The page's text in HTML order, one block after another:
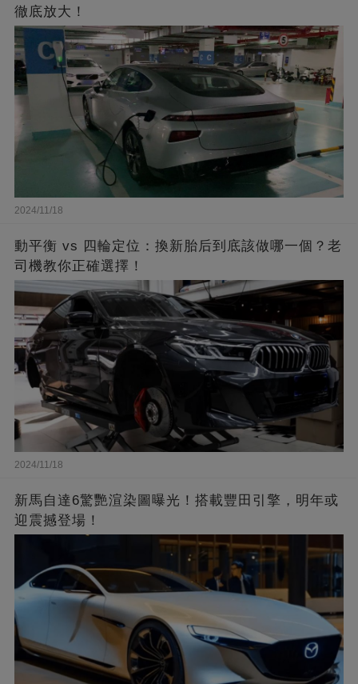
徹底放大！
2024/11/18
動平衡 vs 四輪定位：換新胎后到底該做哪一個？老
司機教你正確選擇！
2024/11/18
新馬自達6驚艷渲染圖曝光！搭載豐田引擎，明年或
迎震撼登場！